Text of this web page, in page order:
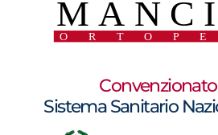
Sistema Sanitario